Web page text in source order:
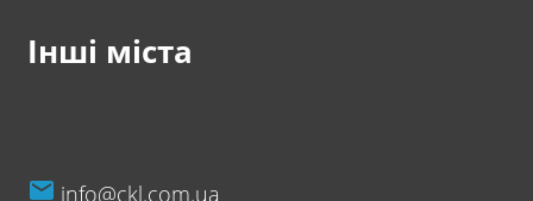
Інші міста
info@ckl.com.ua